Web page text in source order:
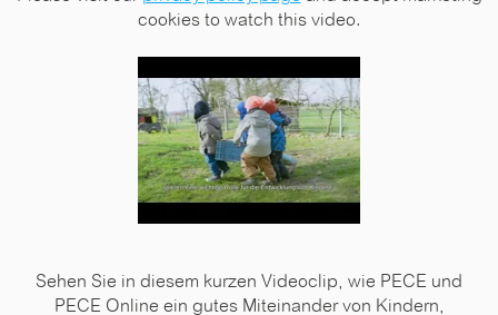
cookies to watch this video.
Sehen Sie in diesem kurzen Videoclip, wie PECE und
PECE Online ein gutes Miteinander von Kindern,